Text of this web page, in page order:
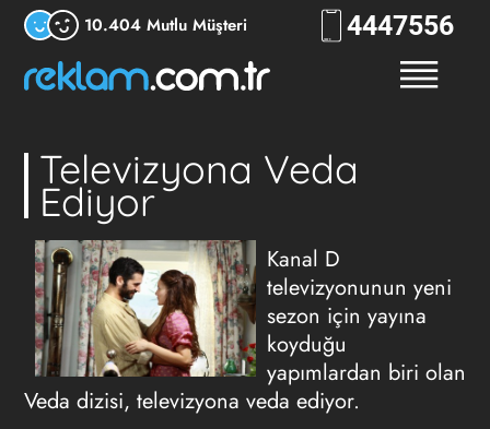
10.404 Mutlu Müşteri 4447556
Televizyona Veda
Ediyor
Kanal D
televizyonunun yeni
sezon için yayına
koyduğu
yapımlardan biri olan
Veda dizisi, televizyona veda ediyor.